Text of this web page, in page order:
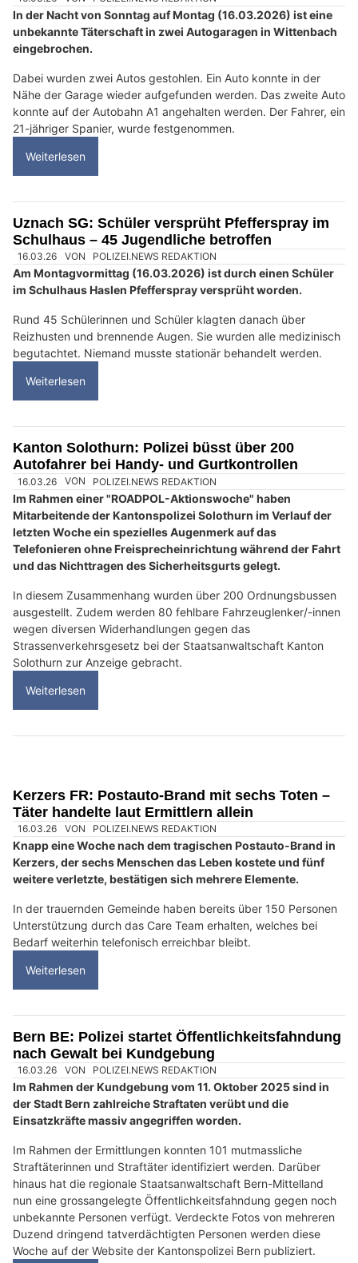
In der Nacht von Sonntag auf Montag (16.03.2026) ist eine
unbekannte Täterschaft in zwei Autogaragen in Wittenbach
eingebrochen.
Dabei wurden zwei Autos gestohlen. Ein Auto konnte in der
Nähe der Garage wieder aufgefunden werden. Das zweite Auto
konnte auf der Autobahn A1 angehalten werden. Der Fahrer, ein
21-jähriger Spanier, wurde festgenommen.
Weiterlesen
Uznach SG: Schüler versprüht Pfefferspray im
Schulhaus – 45 Jugendliche betroffen
16.03.26 VON POLIZEI.NEWS REDAKTION
Am Montagvormittag (16.03.2026) ist durch einen Schüler
im Schulhaus Haslen Pfefferspray versprüht worden.
Rund 45 Schülerinnen und Schüler klagten danach über
Reizhusten und brennende Augen. Sie wurden alle medizinisch
begutachtet. Niemand musste stationär behandelt werden.
Weiterlesen
Kanton Solothurn: Polizei büsst über 200
Autofahrer bei Handy- und Gurtkontrollen
16.03.26 VON POLIZEI.NEWS REDAKTION
Im Rahmen einer "ROADPOL-Aktionswoche" haben
Mitarbeitende der Kantonspolizei Solothurn im Verlauf der
letzten Woche ein spezielles Augenmerk auf das
Telefonieren ohne Freisprecheinrichtung während der Fahrt
und das Nichttragen des Sicherheitsgurts gelegt.
In diesem Zusammenhang wurden über 200 Ordnungsbussen
ausgestellt. Zudem werden 80 fehlbare Fahrzeuglenker/-innen
wegen diversen Widerhandlungen gegen das
Strassenverkehrsgesetz bei der Staatsanwaltschaft Kanton
Solothurn zur Anzeige gebracht.
Weiterlesen
Kerzers FR: Postauto-Brand mit sechs Toten –
Täter handelte laut Ermittlern allein
16.03.26 VON POLIZEI.NEWS REDAKTION
Knapp eine Woche nach dem tragischen Postauto-Brand in
Kerzers, der sechs Menschen das Leben kostete und fünf
weitere verletzte, bestätigen sich mehrere Elemente.
In der trauernden Gemeinde haben bereits über 150 Personen
Unterstützung durch das Care Team erhalten, welches bei
Bedarf weiterhin telefonisch erreichbar bleibt.
Weiterlesen
Bern BE: Polizei startet Öffentlichkeitsfahndung
nach Gewalt bei Kundgebung
16.03.26 VON POLIZEI.NEWS REDAKTION
Im Rahmen der Kundgebung vom 11. Oktober 2025 sind in
der Stadt Bern zahlreiche Straftaten verübt und die
Einsatzkräfte massiv angegriffen worden.
Im Rahmen der Ermittlungen konnten 101 mutmassliche
Straftäterinnen und Straftäter identifiziert werden. Darüber
hinaus hat die regionale Staatsanwaltschaft Bern-Mittelland
nun eine grossangelegte Öffentlichkeitsfahndung gegen noch
unbekannte Personen verfügt. Verdeckte Fotos von mehreren
Duzend dringend tatverdächtigten Personen werden diese
Woche auf der Website der Kantonspolizei Bern publiziert.